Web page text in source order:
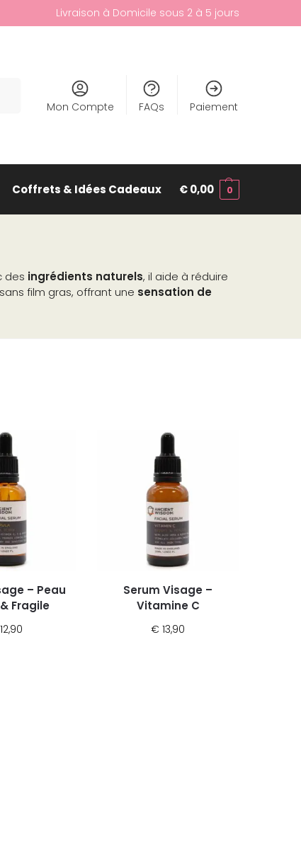
Livraison à Domicile sous 2 à 5 jours
Mon Compte FAQs Paiement
Coffrets & Idées Cadeaux €0,00 0
des ingrédients naturels, il aide à réduire
film gras, offrant une sensation de
– Peau
Fragile
12,90
Serum Visage –
Vitamine C
€ 13,90